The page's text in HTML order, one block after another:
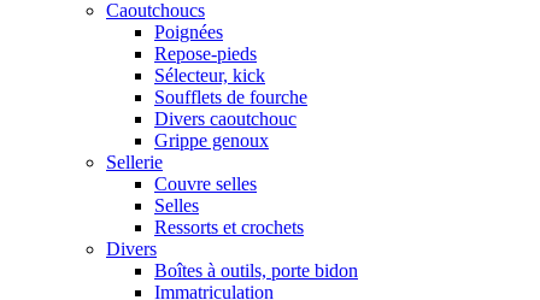
Caoutchoucs
Poignées
Repose-pieds
Sélecteur, kick
Soufflets de fourche
Divers caoutchouc
Grippe genoux
Sellerie
Couvre selles
Selles
Ressorts et crochets
Divers
Boîtes à outils, porte bidon
Immatriculation